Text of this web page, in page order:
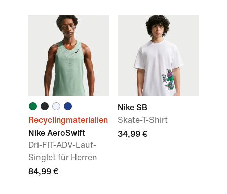
Recyclingmaterialien
Nike AeroSwift
Dri-FIT-ADV-Lauf-
Singlet für Herren
84,99 €
Nike SB
Skate-T-Shirt
34,99 €